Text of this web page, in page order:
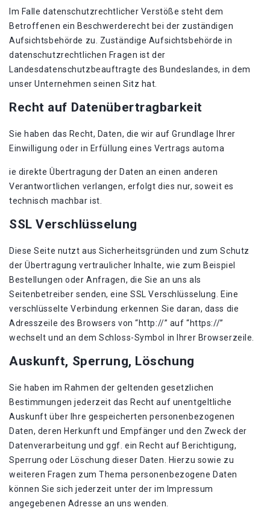
Im Falle datenschutzrechtlicher Verstöße steht dem
Betroffenen ein Beschwerderecht bei der zuständigen
Aufsichtsbehörde zu. Zuständige Aufsichtsbehörde in
datenschutzrechtlichen Fragen ist der
Landesdatenschutzbeauftragte des Bundeslandes, in dem
unser Unternehmen seinen Sitz hat.
Recht auf Datenübertragbarkeit
Sie haben das Recht, Daten, die wir auf Grundlage Ihrer
Einwilligung oder in Erfüllung eines Vertrags automa
ie direkte Übertragung der Daten an einen anderen
Verantwortlichen verlangen, erfolgt dies nur, soweit es
technisch machbar ist.
SSL Verschlüsselung
Diese Seite nutzt aus Sicherheitsgründen und zum Schutz
der Übertragung vertraulicher Inhalte, wie zum Beispiel
Bestellungen oder Anfragen, die Sie an uns als
Seitenbetreiber senden, eine SSL Verschlüsselung. Eine
verschlüsselte Verbindung erkennen Sie daran, dass die
Adresszeile des Browsers von “http://” auf “https://”
wechselt und an dem Schloss-Symbol in Ihrer Browserzeile.
Auskunft, Sperrung, Löschung
Sie haben im Rahmen der geltenden gesetzlichen
Bestimmungen jederzeit das Recht auf unentgeltliche
Auskunft über Ihre gespeicherten personenbezogenen
Daten, deren Herkunft und Empfänger und den Zweck der
Datenverarbeitung und ggf. ein Recht auf Berichtigung,
Sperrung oder Löschung dieser Daten. Hierzu sowie zu
weiteren Fragen zum Thema personenbezogene Daten
können Sie sich jederzeit unter der im Impressum
angegebenen Adresse an uns wenden.